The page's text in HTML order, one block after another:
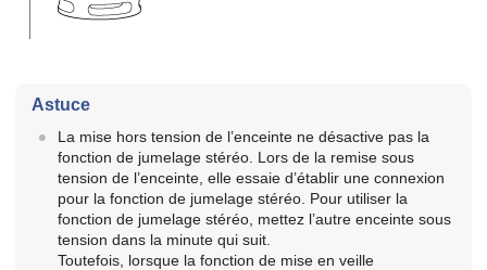
Astuce
La mise hors tension de l’enceinte ne désactive pas la
fonction de jumelage stéréo. Lors de la remise sous
tension de l’enceinte, elle essaie d’établir une connexion
pour la fonction de jumelage stéréo. Pour utiliser la
fonction de jumelage stéréo, mettez l’autre enceinte sous
tension dans la minute qui suit.
Toutefois, lorsque la fonction de mise en veille